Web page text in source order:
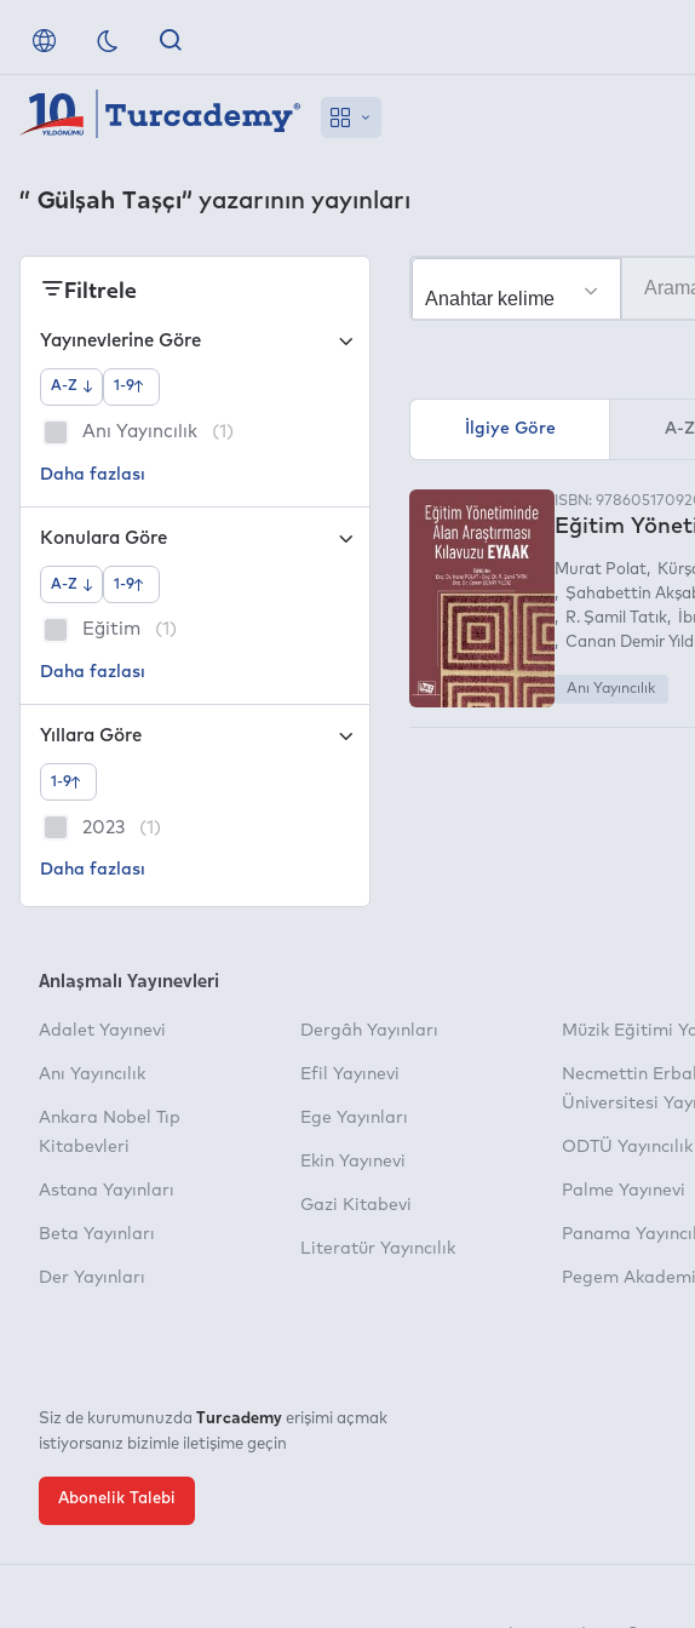
“ Gülşah Taşçı” yazarının yayınları
İlgiye Göre A-
ISBN:
Eğitim
Murat Polat
Şahabettin
R. Şamil Tatık
Canan Demir
Anı Yayıncılık
Filtrele
Yayınevlerine Göre
A-Z 1-9
Anı Yayıncılık (1)
Konulara Göre
A-Z 1-9
Eğitim (1)
Yıllara Göre
1-9
2023 (1)
Anlaşmalı Yayınevleri
Adalet Yayınevi
Anı Yayıncılık
Ankara Nobel Tıp
Kitabevleri
Astana Yayınları
Beta Yayınları
Der Yayınları
Dergâh Yayınları
Efil Yayınevi
Ege Yayınları
Ekin Yayınevi
Gazi Kitabevi
Literatür Yayıncılık
Müzik Eğitimi
Necmettin
Üniversitesi
ODTÜ Yayıncılık
Palme Yayınevi
Panama
Pegem Akademi
Siz de kurumunuzda Turcademy erişimi açmak
istiyorsanız bizimle iletişime geçin
Abonelik Talebi